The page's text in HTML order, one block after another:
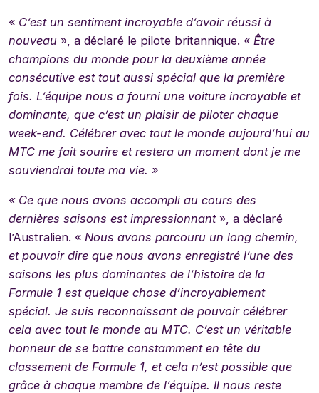
« C’est un sentiment incroyable d’avoir réussi à
nouveau », a déclaré le pilote britannique. « Être
champions du monde pour la deuxième année
consécutive est tout aussi spécial que la première
fois. L’équipe nous a fourni une voiture incroyable et
dominante, que c’est un plaisir de piloter chaque
week-end. Célébrer avec tout le monde aujourd’hui au
MTC me fait sourire et restera un moment dont je me
souviendrai toute ma vie. »
« Ce que nous avons accompli au cours des
dernières saisons est impressionnant», a déclaré
l’Australien. « Nous avons parcouru un long chemin,
et pouvoir dire que nous avons enregistré l’une des
saisons les plus dominantes de l’histoire de la
Formule 1 est quelque chose d’incroyablement
spécial. Je suis reconnaissant de pouvoir célébrer
cela avec tout le monde au MTC. C’est un véritable
honneur de se battre constamment en tête du
classement de Formule 1, et cela n’est possible que
grâce à chaque membre de l’équipe. Il nous reste